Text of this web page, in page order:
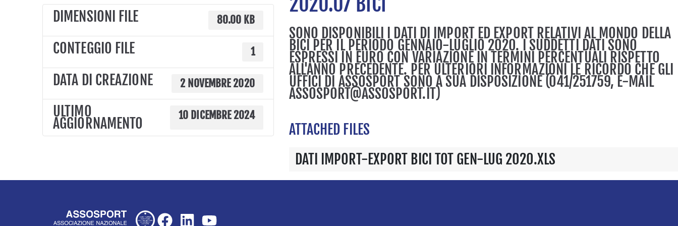
DIMENSIONI FILE 80.00 KB
CONTEGGIO FILE 1
DATA DI CREAZIONE 2 NOVEMBRE 2020
ULTIMO
AGGIORNAMENTO 10 DICEMBRE 2024
SONO DISPONIBILI I DATI DI IMPORT ED EXPORT RELATIVI AL MONDO DELLA
BICI PER IL PERIODO GENNAIO-LUGLIO 2020. I SUDDETTI DATI SONO
ESPRESSI IN EURO CON VARIAZIONE IN TERMINI PERCENTUALI RISPETTO
ALL'ANNO PRECEDENTE. PER ULTERIORI INFORMAZIONI LE RICORDO CHE GLI
UFFICI DI ASSOSPORT SONO A SUA DISPOSIZIONE (041/251759, E-MAIL
ASSOSPORT@ASSOSPORT.IT)
ATTACHED FILES
DATI IMPORT-EXPORT BICI TOT GEN-LUG 2020.XLS
F L Y